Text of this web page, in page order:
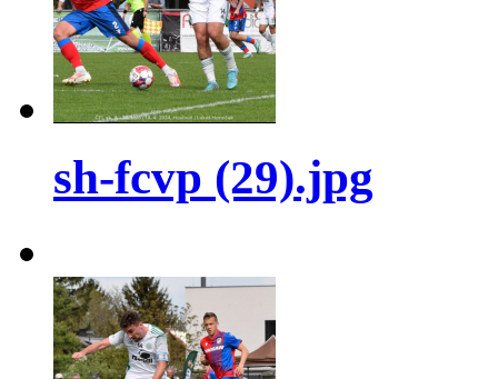
sh-fcvp (29).jpg